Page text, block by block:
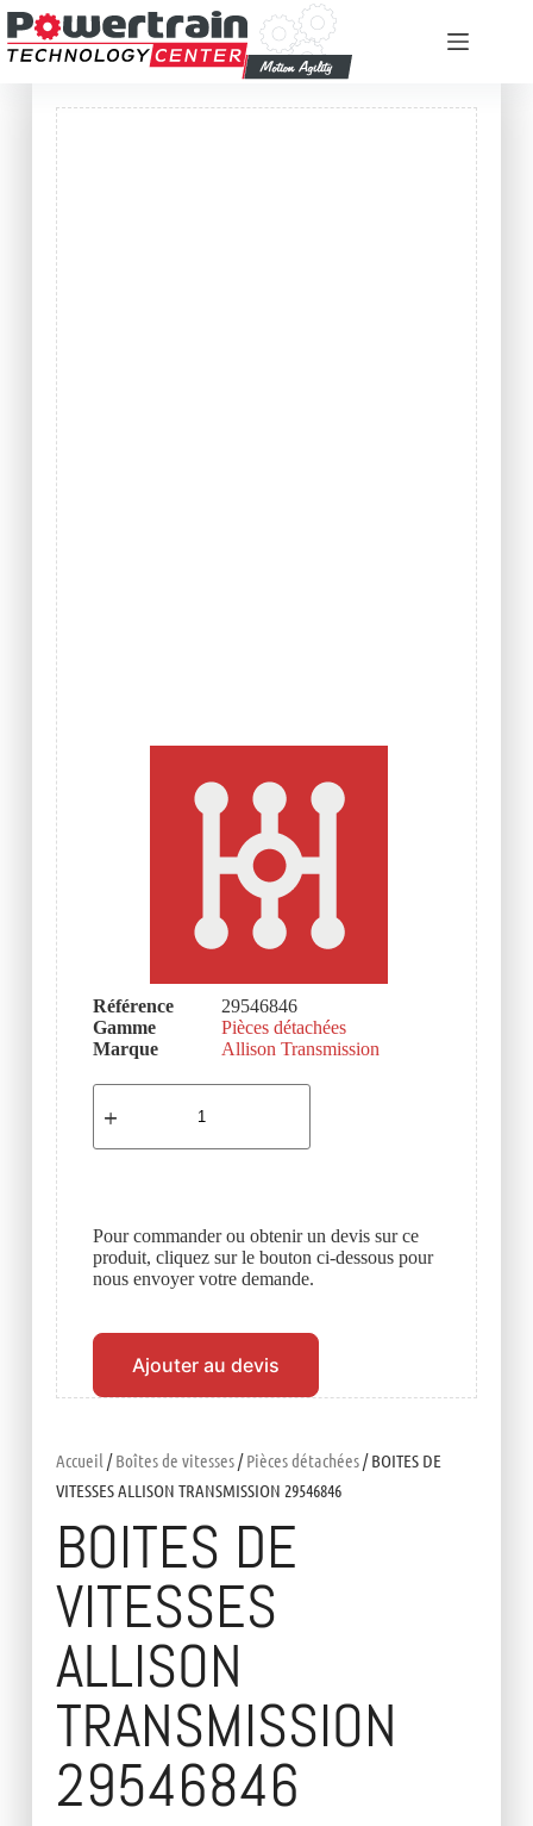
Accueil /Boîtes de vitesses/Pièces détachées/ BOITES DE
VITESSES ALLISON TRANSMISSION 29546846
BOITES DE
VITESSES
ALLISON
TRANSMISSION
29546846
Référence
29546846
Gamme
Pièces détachées
Marque
Allison Transmission
Pour commander ou obtenir un devis sur ce
produit, cliquez sur le bouton ci-dessous pour
nous envoyer votre demande.
Ajouter au devis